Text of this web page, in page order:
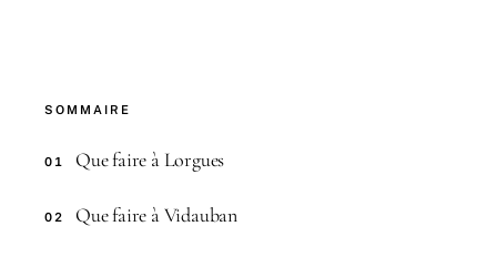
SOMMAIRE
01 Que faire à Lorgues
02 Que faire à Vidauban